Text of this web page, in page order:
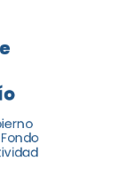
del
de